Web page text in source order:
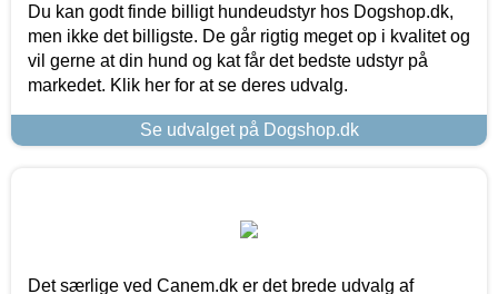
Du kan godt finde billigt hundeudstyr hos Dogshop.dk,
men ikke det billigste. De går rigtig meget op i kvalitet og
vil gerne at din hund og kat får det bedste udstyr på
markedet. Klik her for at se deres udvalg.
Se udvalget på Dogshop.dk
Det særlige ved Canem.dk er det brede udvalg af